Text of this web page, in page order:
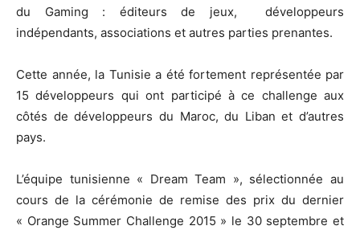
du Gaming : éditeurs de jeux, développeurs
indépendants, associations et autres parties prenantes.
Cette année, la Tunisie a été fortement représentée par
15 développeurs qui ont participé à ce challenge aux
côtés de développeurs du Maroc, du Liban et d’autres
pays.
L’équipe tunisienne « Dream Team », sélectionnée au
cours de la cérémonie de remise des prix du dernier
« Orange Summer Challenge 2015 » le 30 septembre et